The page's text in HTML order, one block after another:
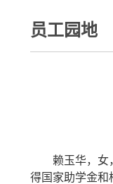
员工园地
赖玉华，女
得国家助学金和